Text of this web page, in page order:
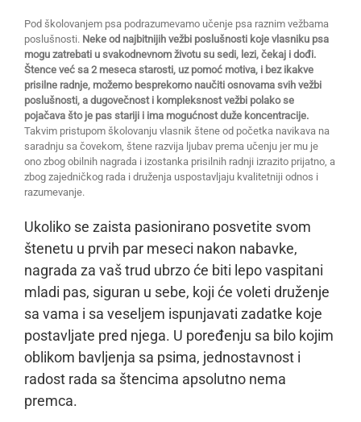
Pod školovanjem psa podrazumevamo učenje psa raznim vežbama
poslušnosti. Neke od najbitnijih vežbi poslušnosti koje vlasniku psa
mogu zatrebati u svakodnevnom životu su sedi, lezi, čekaj i dođi.
Štence već sa 2 meseca starosti, uz pomoć motiva, i bez ikakve
prisilne radnje, možemo besprekorno naučiti osnovama svih vežbi
poslušnosti, a dugovečnost i kompleksnost vežbi polako se
pojačava što je pas stariji i ima mogućnost duže koncentracije.
Takvim pristupom školovanju vlasnik štene od početka navikava na
saradnju sa čovekom, štene razvija ljubav prema učenju jer mu je
ono zbog obilnih nagrada i izostanka prisilnih radnji izrazito prijatno, a
zbog zajedničkog rada i druženja uspostavljaju kvalitetniji odnos i
razumevanje.
Ukoliko se zaista pasionirano posvetite svom
štenetu u prvih par meseci nakon nabavke,
nagrada za vaš trud ubrzo će biti lepo vaspitani
mladi pas, siguran u sebe, koji će voleti druženje
sa vama i sa veseljem ispunjavati zadatke koje
postavljate pred njega. U poređenju sa bilo kojim
oblikom bavljenja sa psima, jednostavnost i
radost rada sa štencima apsolutno nema
premca.